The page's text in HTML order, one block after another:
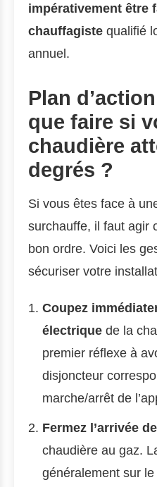
impérativement être
chauffagiste qualifié
annuel.
Plan
que faire si
chaudière
degrés ?
Si vous êtes face à
surchauffe, il faut agir
bon ordre. Voici les
sécuriser votre
Coupez
électrique de la
premier réflexe à
disjoncteur
marche/arrêt de
Fermez l’arrivée
chaudière au gaz.
généralement sur